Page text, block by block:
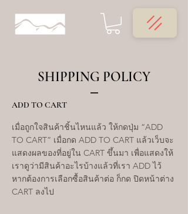
SHIPPING POLICY
ADD TO CART
เมื่อถูกใจสินค้าชิ้นไหนแล้ว ให้กดปุ่ม “ADD
TO CART” เมื่อกด ADD TO CART แล้วเว็บจะ
แสดงผลของที่อยู่ใน CART ขึ้นมา เพื่อแสดงให้
เราดูว่ามีสินค้าอะไรบ้างแล้วที่เรา ADD ไว้
หากต้องการเลือกซื้อสินค้าต่อ ก็กด ปิดหน้าต่าง
CART ลงไป